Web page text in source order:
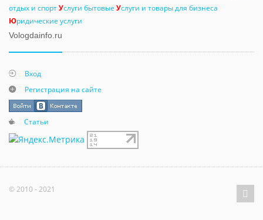
отдых и спортУслуги бытовые Услуги и товары для бизнеса
Юридические услуги
Vologdainfo.ru
Вход
Регистрация на сайте
Статьи
© 2010 - 2021